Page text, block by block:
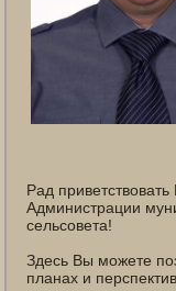
Рад
Администрации
сельсовета!
Здесь Вы можете
планах и